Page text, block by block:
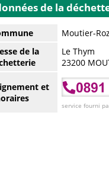
de la
Moutier-
de la
Le Thym
23200
et
service fourni